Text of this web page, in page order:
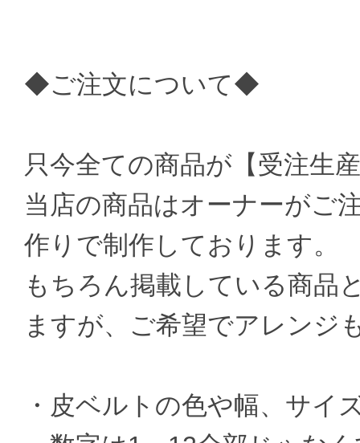
◆ご注文について◆
只今全ての商品が【受注生
当店の商品はオーナーがご
作りで制作しております。
もちろん掲載している商品
ますが、ご希望でアレンジ
・皮ベルトの色や幅、サイ